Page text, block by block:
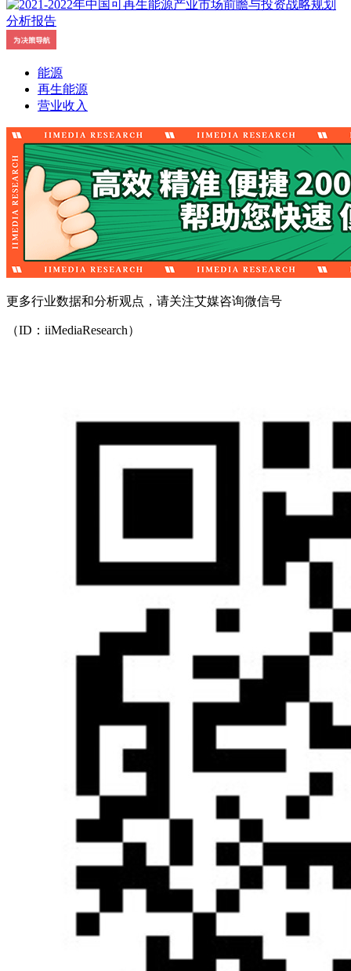
能源
再生能源
营业收入
更多行业数据和分析观点，请关注艾媒咨询微信号
（ID：iiMediaResearch）